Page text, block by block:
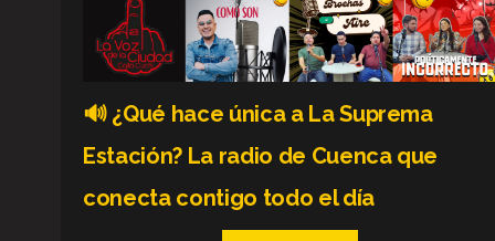
🔊 ¿Qué hace única a La Suprema
Estación? La radio de Cuenca que
conecta contigo todo el día